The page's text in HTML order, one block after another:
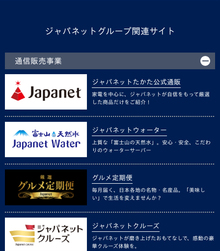
ジャパネットグループ関連サイト
通信販売事業
ジャパネットたかた公式通販
家電を中心に、ジャパネットが自信をもって厳選
した商品だけをご紹介！
ジャパネットウォーター
上質な「富士山の天然水」。安心・安全、こだわ
りのウォーターサーバー
グルメ定期便
毎月届く、日本各地の名物・名産品。「美味し
い」で生活を変えませんか？
ジャパネットクルーズ
ジャパネットが磨き上げたおもてなしで、感動の豪
華クルーズ体験を。